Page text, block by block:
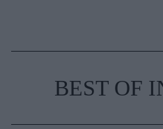
BEST OF